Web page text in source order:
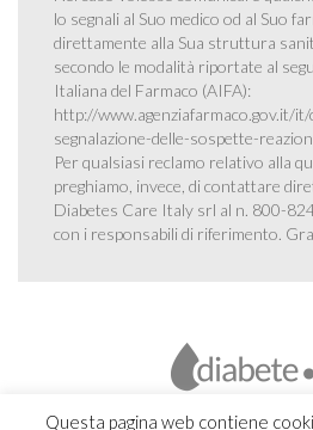
Questa pagina web contiene
lo segnali al Suo medico od al Suo
direttamente alla Sua struttura
secondo le modalità riportate al
Italiana del Farmaco (AIFA):
http://www.agenziafarmaco.gov.it/
segnalazione-delle-sospette-
Per qualsiasi reclamo relativo alla
preghiamo, invece, di contattare
Diabetes Care Italy srl al n. 800-
con i responsabili di riferimento.